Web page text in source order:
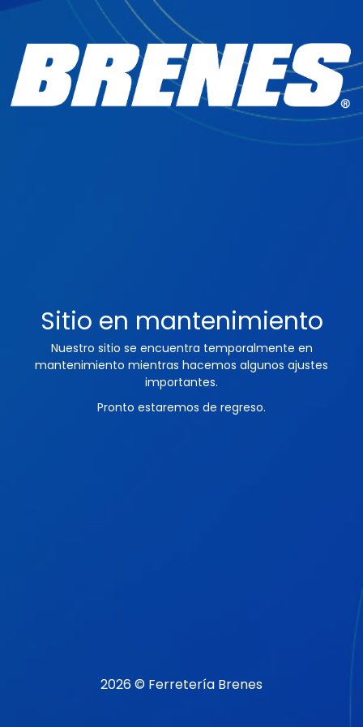
Sitio en mantenimiento
Nuestro sitio se encuentra temporalmente en
mantenimiento mientras hacemos algunos ajustes
importantes.
Pronto estaremos de regreso.
2026 © Ferretería Brenes